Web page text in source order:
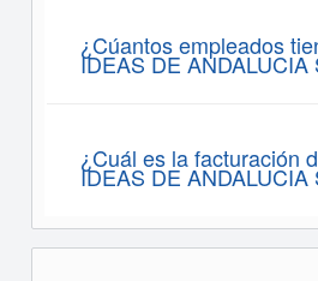
¿Cúantos empleados
IDEAS DE ANDALUCIA
¿Cuál es la facturación
IDEAS DE ANDALUCIA